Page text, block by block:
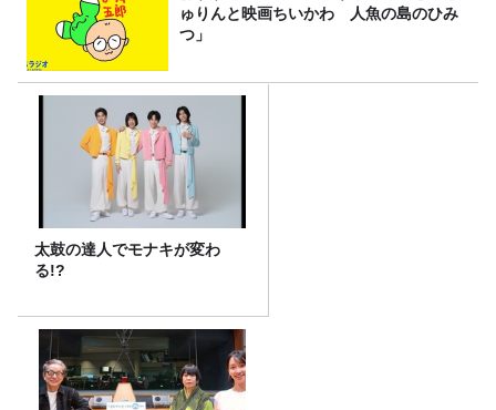
ゅりんと映画ちいかわ 人魚の島のひみ
つ」
太鼓の達人でモナキが変わ
る!?